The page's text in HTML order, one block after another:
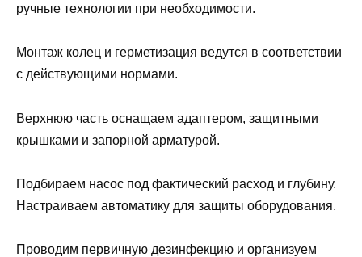
ручные технологии при необходимости.
Монтаж колец и герметизация ведутся в соответствии
с действующими нормами.
Верхнюю часть оснащаем адаптером, защитными
крышками и запорной арматурой.
Подбираем насос под фактический расход и глубину.
Настраиваем автоматику для защиты оборудования.
Проводим первичную дезинфекцию и организуем